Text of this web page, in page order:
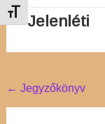
Betűméret váltása
Jelenléti
Post
navigation
← Jegyzőkönyv